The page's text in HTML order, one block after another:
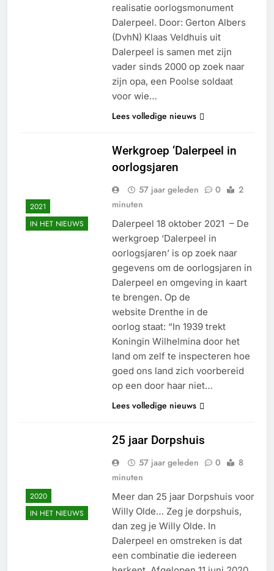
realisatie oorlogsmonument
Dalerpeel. Door: Gerton Albers
(DvhN) Klaas Veldhuis uit
Dalerpeel is samen met zijn
vader sinds 2000 op zoek naar
zijn opa, een Poolse soldaat
voor wie…
Lees volledige nieuws
2021
IN HET NIEUWS
Werkgroep ‘Dalerpeel in
oorlogsjaren
57 jaar geleden 0
2
minuten
Dalerpeel 18 oktober 2021 – De
werkgroep ‘Dalerpeel in
oorlogsjaren’ is op zoek naar
gegevens om de oorlogsjaren in
Dalerpeel en omgeving in kaart
te brengen. Op de
website Drenthe in de
oorlog staat: “In 1939 trekt
Koningin Wilhelmina door het
land om zelf te inspecteren hoe
goed ons land zich voorbereid
op een door haar niet…
Lees volledige nieuws
2020
IN HET NIEUWS
25 jaar Dorpshuis
57 jaar geleden 0
8
minuten
Meer dan 25 jaar Dorpshuis voor
Willy Olde… Zeg je dorpshuis,
dan zeg je Willy Olde. In
Dalerpeel en omstreken is dat
een combinatie die iedereen